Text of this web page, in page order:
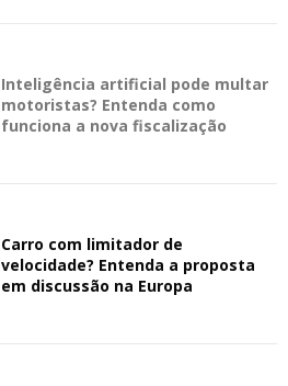
Inteligência artificial pode multar
motoristas? Entenda como
funciona a nova fiscalização
Carro com limitador de
velocidade? Entenda a proposta
em discussão na Europa